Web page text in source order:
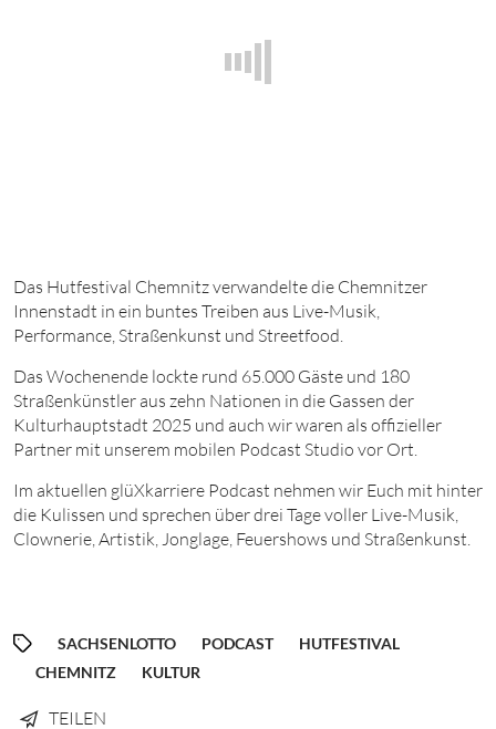
Das Hutfestival Chemnitz verwandelte die Chemnitzer
Innenstadt in ein buntes Treiben aus Live-Musik,
Performance, Straßenkunst und Streetfood.
Das Wochenende lockte rund 65.000 Gäste und 180
Straßenkünstler aus zehn Nationen in die Gassen der
Kulturhauptstadt 2025 und auch wir waren als offizieller
Partner mit unserem mobilen Podcast Studio vor Ort.
Im aktuellen glüXkarriere Podcast nehmen wir Euch mit hinter
die Kulissen und sprechen über drei Tage voller Live-Musik,
Clownerie, Artistik, Jonglage, Feuershows und Straßenkunst.
SACHSENLOTTO PODCAST
HUTFESTIVAL
CHEMNITZ
KULTUR
TEILEN